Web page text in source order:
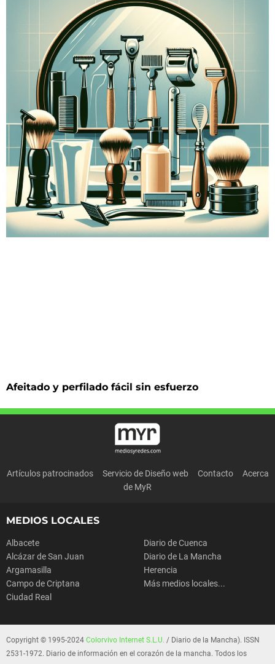
Afeitado y perfilado fácil sin esfuerzo
Artículos patrocinados Servicio de Diseño web Contacto
Acerca
de MyR
MEDIOS LOCALES
Albacete
Alcázar de San Juan
Argamasilla
Campo de Criptana
Ciudad Real
Diario de Cuenca
Diario de La Mancha
Herencia
Más medios locales...
Copyright © 1995-2024 Colorvivo Internet S.L.U. / Diario de la Mancha). ISSN
2531-1972. Diario de información en el corazón de la mancha. Todos los